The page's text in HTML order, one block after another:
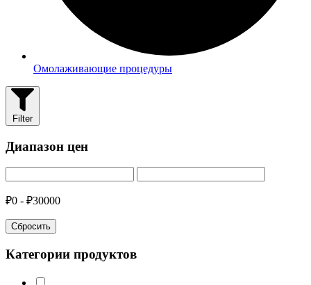
Омолаживающие процедуры
Filter
Диапазон цен
₽0 - ₽30000
Сбросить
Категории продуктов